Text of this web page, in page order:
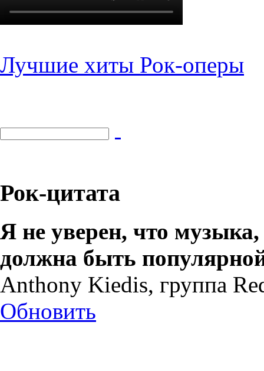
Лучшие хиты Рок-оперы
Рок-цитата
Я не уверен, что
должна быть
Anthony Kiedis, группа
Обновить